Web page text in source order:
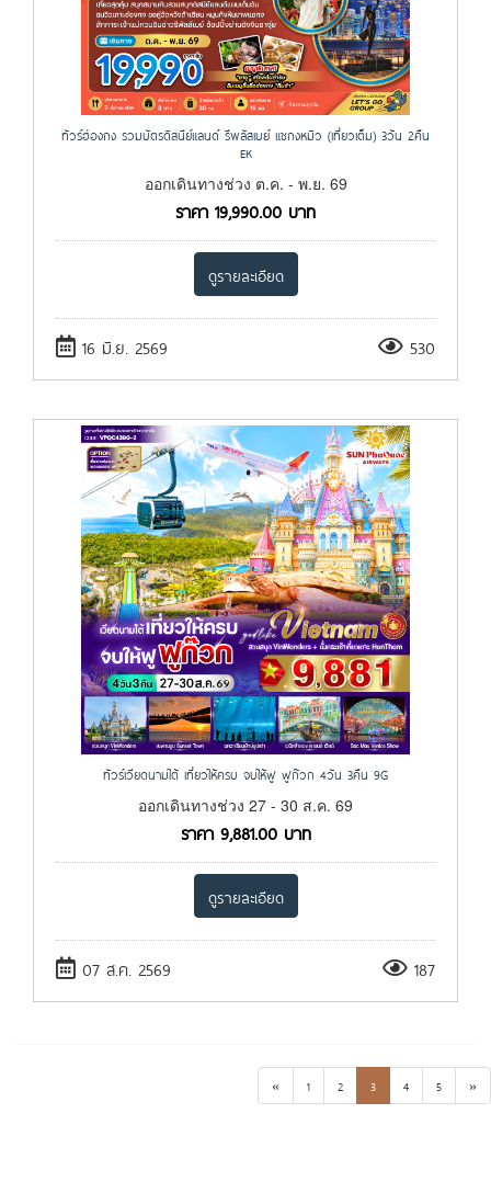
ทัวร์ฮ่องกง รวมบัตรดิสนีย์แลนด์ รีพลัสเบย์ แชกงหมิว (เที่ยวเต็ม) 3วัน 2คืน
EK
ออกเดินทางช่วง ต.ค. - พ.ย. 69
ราคา 19,990.00 บาท
ดูรายละเอียด
16 มิ.ย. 2569 530
ทัวร์เวียดนามใต้ เที่ยวให้ครบ จบให้ฟู ฟูก๊วก 4วัน 3คืน 9G
ออกเดินทางช่วง 27 - 30 ส.ค. 69
ราคา 9,881.00บาท
ดูรายละเอียด
07 ส.ค. 2569 187
« 1 2 3 4 5 »